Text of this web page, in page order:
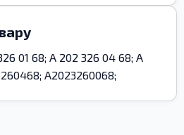
01 68; A 202 326 04 68; A
A2023260068;